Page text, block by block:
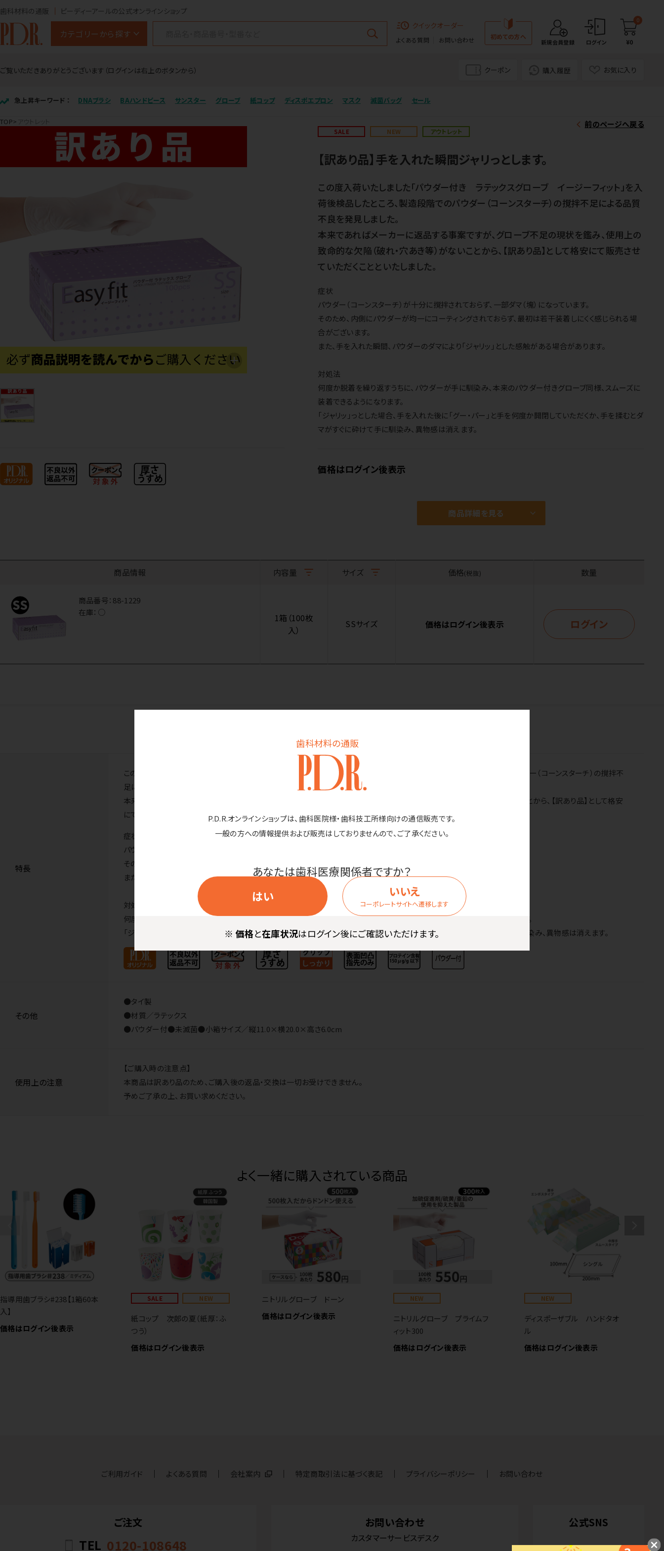
歯科材料の通販
P.D.R.オンラインショップは、歯科医院様・歯科技工所様向けの通信販売です。
一般の方への情報提供および販売はしておりませんので、ご了承ください。
あなたは歯科医療関係者ですか？
はい
いいえ
コーポレートサイトへ遷移します
※ 価格と在庫状況はログイン後にご確認いただけます。
歯科材料の通販 ピーディーアールの公式オンラインショップ
カテゴリーから探す
クイックオーダー
よくある質問 お問い合わせ 初めての方へ
新規会員登録 ログイン
0
¥0
ご覧いただきありがとうございます（ログインは右上のボタンから） クーポン 購入履歴 お気に入り
急上昇キーワード ： DNAブラシ BAハンドピース サンスター グローブ 紙コップ ディスポエプロン マスク 滅菌バッグ セール
TOP 前のページへ戻る
SALE NEW アウトレット
【訳あり品】手を入れた瞬間ジャリっとします。
この度入荷いたしました「パウダー付き ラテックスグローブ イージーフィット」を入
荷後検品したところ、製造段階でのパウダー（コーンスターチ）の撹拌不足による品質
不良を発見しました。
本来であればメーカーに返品する事案ですが、グローブ不足の現状を鑑み、使用上の
致命的な欠陥（破れ・穴あき等）がないことから、【訳あり品】として格安にて販売させ
ていただくことといたしました。
症状
パウダー（コーンスターチ）が十分に撹拌されておらず、一部ダマ（塊）になっています。
そのため、内側にパウダーが均一にコーティングされておらず、最初は若干装着しにくく感じられる場
合がございます。
また、手を入れた瞬間、パウダーのダマにより「ジャリッ」とした感触がある場合があります。
対処法
何度か脱着を繰り返すうちに、パウダーが手に馴染み、本来のパウダー付きグローブ同様、スムーズに
装着できるようになります。
「ジャリッ」っとした場合、手を入れた後に「グー・パー」と手を何度か開閉していただくか、手を揉むとダ
マがすぐに砕けて手に馴染み、異物感は消えます。
価格はログイン後表示
商品詳細を見る
商品情報 内容量 サイズ 価格(税抜) 数量
商品番号： 88-1229
在庫： ○
1箱（100枚
入）
SSサイズ 価格はログイン後表示 ログイン
商品詳細
特長
この度入荷いたしました「パウダー付き ラテックスグローブ イージーフィット」を入荷後検品したところ、製造段階でのパウダー（コーンスターチ）の撹拌不
足による品質不良を発見しました。
本来であればメーカーに返品する事案ですが、グローブ不足の現状を鑑み、使用上の致命的な欠陥（破れ・穴あき等）がないことから、【訳あり品】として格安
にて販売させていただくことといたしました。
症状
パウダー（コーンスターチ）が十分に撹拌されておらず、一部ダマ（塊）になっています。
そのため、内側にパウダーが均一にコーティングされておらず、最初は若干装着しにくく感じられる場合がございます。
また、手を入れた瞬間、パウダーのダマにより「ジャリッ」とした感触がある場合があります。
対処法
何度か脱着を繰り返すうちに、パウダーが手に馴染み、本来のパウダー付きグローブ同様、スムーズに装着できるようになります。
「ジャリッ」っとした場合、手を入れた後に「グー・パー」と手を何度か開閉していただくか、手を揉むとダマがすぐに砕けて手に馴染み、異物感は消えます。
その他
●タイ製
●材質／ラテックス
●パウダー付●未滅菌●小箱サイズ／縦11.0×横20.0×高さ6.0cm
使用上の注意
【ご購入時の注意点】
本商品は訳あり品のため、ご購入後の返品・交換は一切お受けできません。
予めご了承の上、お買い求めください。
よく一緒に購入されている商品
指導用歯ブラシ#238【1箱60本
入】
価格はログイン後表示
SALE NEW
紙コップ 次郎の夏（紙厚：ふ
つう）
価格はログイン後表示
ニトリルグローブ ドーン
価格はログイン後表示
NEW
ニトリルグローブ プライムフ
ィット300
価格はログイン後表示
NEW
ディスポーザブル ハンドタオ
ル
価格はログイン後表示
ご利用ガイド よくある質問 会社案内 特定商取引法に基づく表記 プライバシーポリシー お問い合わせ
ご注文
TEL 0120-108648
お問い合わせ
カスタマーサービスデスク
公式SNS